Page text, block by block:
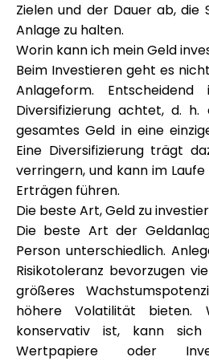
Hilfe
Mein
Finanzierung
Zielen und der Dauer ab, die
Anlage zu halten.
Worin kann ich mein Geld
Beim Investieren geht es
Anlageform.
Diversifizierung achtet, d.
gesamtes Geld in eine
Eine Diversifizierung trägt
verringern, und kann im
Erträgen führen.
Die beste Art, Geld zu
Die beste Art der
Person unterschiedlich.
Risikotoleranz bevorzugen
größeres
höhere Volatilität bieten.
konservativ ist, kann sich
Wertpapiere oder